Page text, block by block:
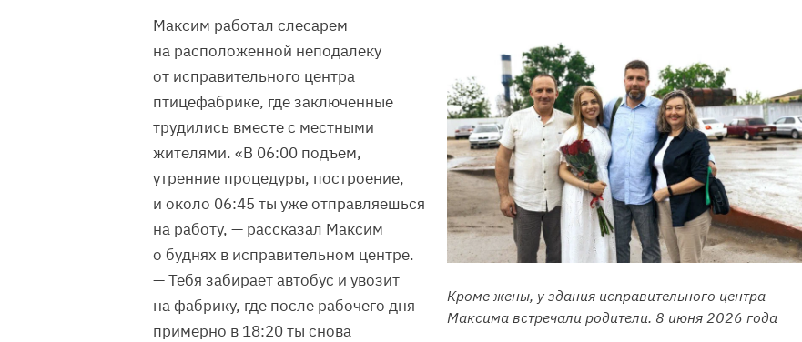
Кроме жены, у здания исправительного центра
Максима встречали родители. 8 июня 2026 года
Максим работал слесарем
на расположенной неподалеку
от исправительного центра
птицефабрике, где заключенные
трудились вместе с местными
жителями. «В 06:00 подъем,
утренние процедуры, построение,
и около 06:45 ты уже отправляешься
на работу, — рассказал Максим
о буднях в исправительном центре.
— Тебя забирает автобус и увозит
на фабрику, где после рабочего дня
примерно в 18:20 ты снова